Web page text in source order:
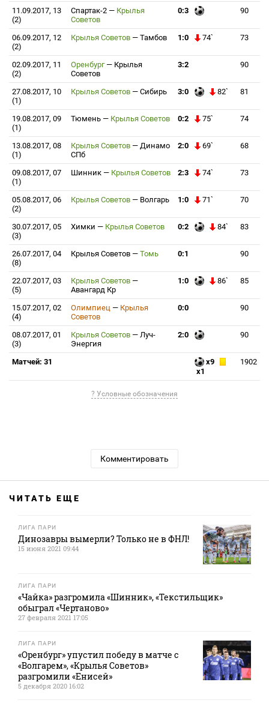
11.09.2017, 13
(2)
Спартак-2 — Крылья
Советов
0:3 90
06.09.2017, 12
(2)
Крылья Советов — Тамбов 1:0 74` 73
02.09.2017, 11
(2)
Оренбург — Крылья
Советов
3:2 90
27.08.2017, 10
(1)
Крылья Советов — Сибирь 3:0 82` 81
19.08.2017, 09
(1)
Тюмень — Крылья Советов 0:2 75` 74
13.08.2017, 08
(1)
Крылья Советов — Динамо
СПб
2:0 69` 68
09.08.2017, 07
(1)
Шинник — Крылья Советов 2:3 74` 73
05.08.2017, 06
(2)
Крылья Советов — Волгарь 1:0 71` 70
30.07.2017, 05
(3)
Химки — Крылья Советов 0:2 84` 83
26.07.2017, 04
(8)
Крылья Советов — Томь 0:1 90
22.07.2017, 03
(5)
Крылья Советов —
Авангард Кр
1:0 86` 85
15.07.2017, 02
(4)
Олимпиец — Крылья
Советов
0:0 90
08.07.2017, 01
(3)
Крылья Советов — Луч-
Энергия
2:0 90
Матчей: 31
x9
x1
1902
? Условные обозначения
Комментировать
ЧИТАТЬ ЕЩЕ
ЛИГА ПАРИ
Динозавры вымерли? Только не в ФНЛ!
15 июня 2021 09:44
ЛИГА ПАРИ
«Чайка» разгромила «Шинник», «Текстильщик»
обыграл «Чертаново»
27 февраля 2021 17:05
ЛИГА ПАРИ
«Оренбург» упустил победу в матче с
«Волгарем», «Крылья Советов»
разгромили «Енисей»
5 декабря 2020 16:02